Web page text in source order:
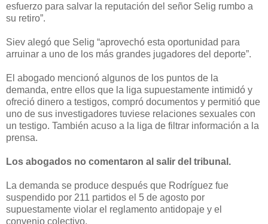
esfuerzo para salvar la reputación del señor Selig rumbo a
su retiro”.
Siev alegó que Selig “aprovechó esta oportunidad para
arruinar a uno de los más grandes jugadores del deporte”.
El abogado mencionó algunos de los puntos de la
demanda, entre ellos que la liga supuestamente intimidó y
ofreció dinero a testigos, compró documentos y permitió que
uno de sus investigadores tuviese relaciones sexuales con
un testigo. También acuso a la liga de filtrar información a la
prensa.
Los abogados no comentaron al salir del tribunal.
La demanda se produce después que Rodríguez fue
suspendido por 211 partidos el 5 de agosto por
supuestamente violar el reglamento antidopaje y el
convenio colectivo.